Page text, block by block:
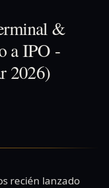
&
a IPO -
2026)
recién lanzado